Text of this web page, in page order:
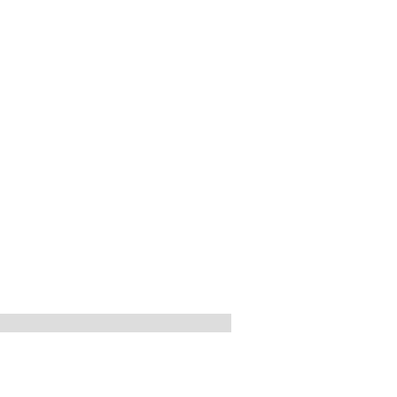
par ponction ou par incision du vaisseau.
avec les actes diagnostiques ou thérapeutiques